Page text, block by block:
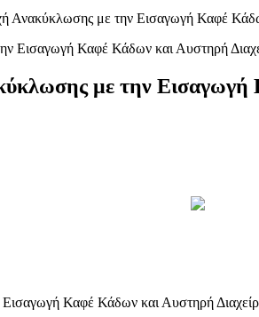
Ανακύκλωσης με την Εισαγωγή Καφέ
με την
Καφέ Κάδων και Αυστηρή